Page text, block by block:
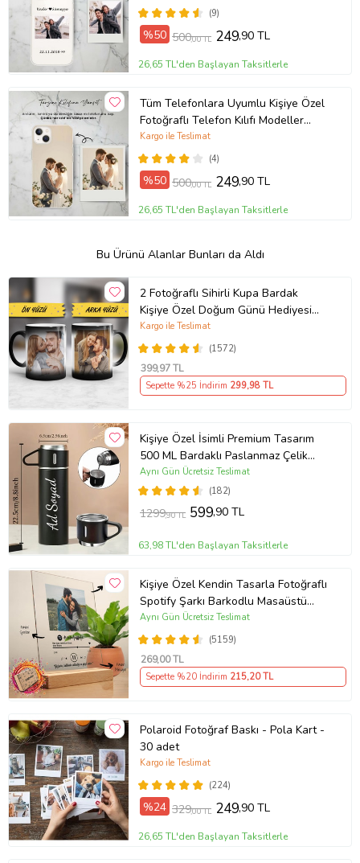
(9)
%50 500,00 TL 249,90 TL
26,65 TL'den Başlayan Taksitlerle
Tüm Telefonlara Uyumlu Kişiye Özel
Fotoğraflı Telefon Kılıfı Modeller
Açıklamada
(4)
Kargo ile Teslimat
%50 500,00 TL 249,90 TL
26,65 TL'den Başlayan Taksitlerle
Bu Ürünü Alanlar Bunları da Aldı
2 Fotoğraflı Sihirli Kupa Bardak
Kişiye Özel Doğum Günü Hediyesi
Sevgiliye Hediye Anneye Babaya
Ablaya Abiye Kız Erkek Kardeşe
Arkadaşa Resimli Günü Yıl Dönümü
Hediyesi
(1572)
Kargo ile Teslimat
399,97 TL
Sepette %25 İndirim 299,98 TL
Kişiye Özel İsimli Premium Tasarım
500 ML Bardaklı Paslanmaz Çelik
Siyah Termos
(182)
Aynı Gün Ücretsiz Teslimat
1299,90 TL 599,90 TL
63,98 TL'den Başlayan Taksitlerle
Kişiye Özel Kendin Tasarla Fotoğraflı
Spotify Şarkı Barkodlu Masaüstü
Plak Fotoğraf Çerçevesi
(5159)
Aynı Gün Ücretsiz Teslimat
269,00 TL
Sepette %20 İndirim 215,20 TL
Polaroid Fotoğraf Baskı - Pola Kart -
30 adet
(224)
Kargo ile Teslimat
%24 329,00 TL 249,90 TL
26,65 TL'den Başlayan Taksitlerle